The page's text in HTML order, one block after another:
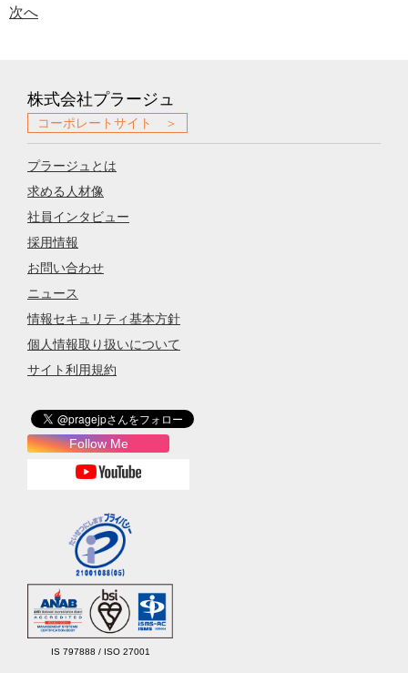
次へ
株式会社プラージュ
コーポレートサイト ＞
プラージュとは
求める人材像
社員インタビュー
採用情報
お問い合わせ
ニュース
情報セキュリティ基本方針
個人情報取り扱いについて
サイト利用規約
Follow Me
IS 797888 / ISO 27001